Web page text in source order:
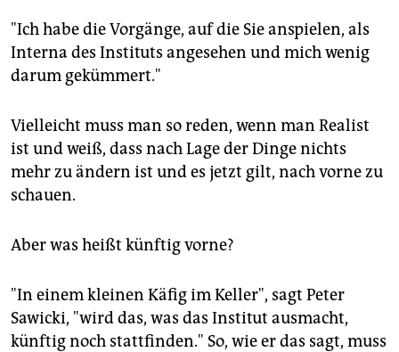
"Ich habe die Vorgänge, auf die Sie anspielen, als
Interna des Instituts angesehen und mich wenig
darum gekümmert."
Vielleicht muss man so reden, wenn man Realist
ist und weiß, dass nach Lage der Dinge nichts
mehr zu ändern ist und es jetzt gilt, nach vorne zu
schauen.
Aber was heißt künftig vorne?
"In einem kleinen Käfig im Keller", sagt Peter
Sawicki, "wird das, was das Institut ausmacht,
künftig noch stattfinden." So, wie er das sagt, muss